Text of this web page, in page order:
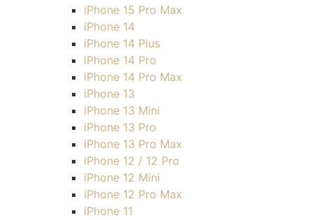
iPhone 15 Pro Max
iPhone 14
iPhone 14 Plus
iPhone 14 Pro
iPhone 14 Pro Max
iPhone 13
iPhone 13 Mini
iPhone 13 Pro
iPhone 13 Pro Max
iPhone 12 / 12 Pro
iPhone 12 Mini
iPhone 12 Pro Max
iPhone 11